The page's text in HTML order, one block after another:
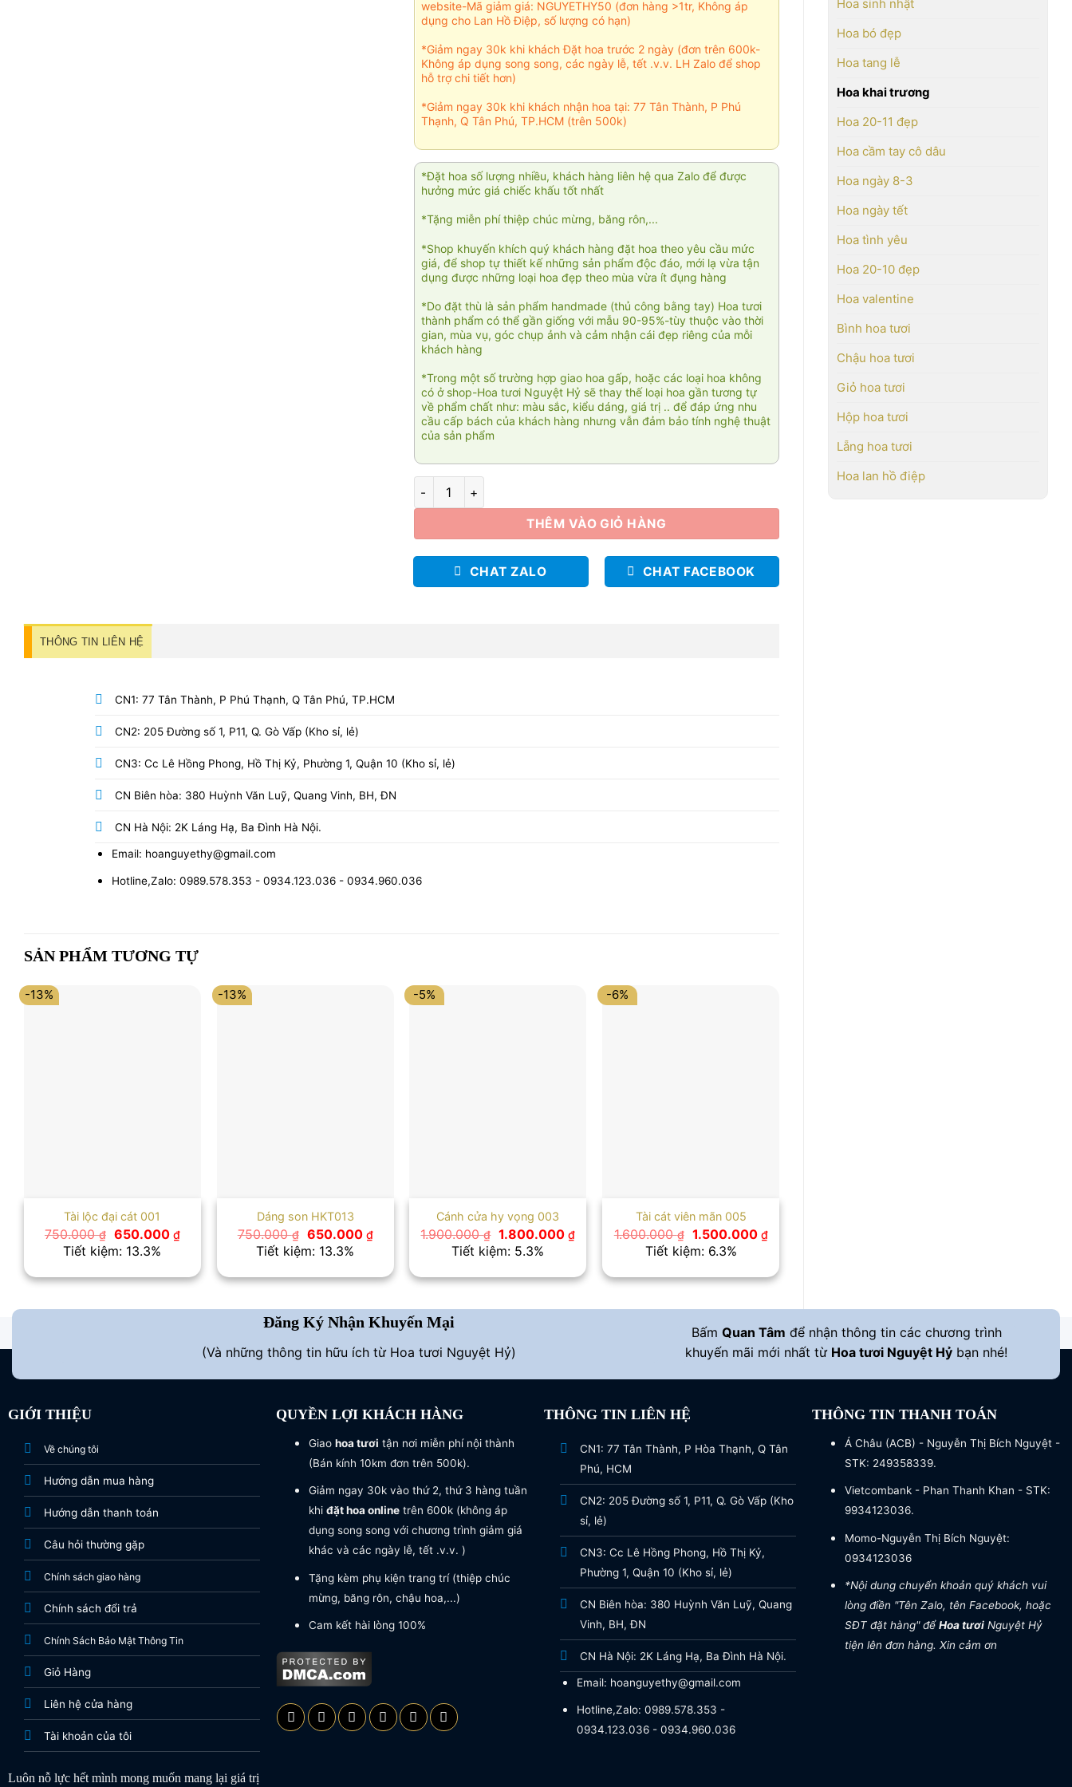
Hoa sinh nhật
Hoa bó đẹp
Hoa tang lễ
Hoa khai trương
Hoa 20-11 đẹp
Hoa cầm tay cô dâu
Hoa ngày 8-3
Hoa ngày tết
Hoa tình yêu
Hoa 20-10 đẹp
Hoa valentine
Bình hoa tươi
Chậu hoa tươi
Giỏ hoa tươi
Hộp hoa tươi
Lẵng hoa tươi
Hoa lan hồ điệp
website-Mã giảm giá: NGUYETHY50 (đơn hàng >1tr, Không áp
dụng cho Lan Hồ Điệp, số lượng có hạn)
*Giảm ngay 30k khi khách Đặt hoa trước 2 ngày (đơn trên 600k-
Không áp dụng song song, các ngày lễ, tết .v.v. LH Zalo để shop
hỗ trợ chi tiết hơn)
*Giảm ngay 30k khi khách nhận hoa tại: 77 Tân Thành, P Phú
Thạnh, Q Tân Phú, TP.HCM (trên 500k)
*Đặt hoa số lượng nhiều, khách hàng liên hệ qua Zalo để được
hưởng mức giá chiếc khấu tốt nhất
*Tặng miễn phí thiệp chúc mừng, băng rôn,...
*Shop khuyến khích quý khách hàng đặt hoa theo yêu cầu mức
giá, để shop tự thiết kế những sản phẩm độc đáo, mới lạ vừa tận
dụng được những loại hoa đẹp theo mùa vừa ít đụng hàng
*Do đặt thù là sản phẩm handmade (thủ công bằng tay) Hoa tươi
thành phẩm có thể gần giống với mẫu 90-95%-tùy thuộc vào thời
gian, mùa vụ, góc chụp ảnh và cảm nhận cái đẹp riêng của mỗi
khách hàng
*Trong một số trường hợp giao hoa gấp, hoặc các loại hoa không
có ở shop-Hoa tươi Nguyệt Hỷ sẽ thay thế loại hoa gần tương tự
về phẩm chất như: màu sắc, kiểu dáng, giá trị .. để đáp ứng nhu
cầu cấp bách của khách hàng nhưng vẫn đảm bảo tính nghệ thuật
của sản phẩm
Khát vọng vươn xa 03 số lượng
THÊM VÀO GIỎ HÀNG
CHAT ZALO CHAT FACEBOOK
THÔNG TIN LIÊN HỆ
CN1: 77 Tân Thành, P Phú Thạnh, Q Tân Phú, TP.HCM
CN2: 205 Đường số 1, P11, Q. Gò Vấp (Kho sỉ, lẻ)
CN3: Cc Lê Hồng Phong, Hồ Thị Kỷ, Phường 1, Quận 10 (Kho sỉ, lẻ)
CN Biên hòa: 380 Huỳnh Văn Luỹ, Quang Vinh, BH, ĐN
CN Hà Nội: 2K Láng Hạ, Ba Đình Hà Nội.
Email: hoanguyethy@gmail.com
Hotline,Zalo: 0989.578.353 - 0934.123.036 - 0934.960.036
SẢN PHẨM TƯƠNG TỰ
-13%
Tài lộc đại cát 001
750.000₫ Giá
gốc
là:
650.000 ₫Giá
hiện
650.000 ₫.
Tiết kiệm: 13.3%
-13%
Dáng son HKT013
750.000₫
Giá
gốc
là:
650.000 ₫Giá
hiện
650.000 ₫.
Tiết kiệm: 13.3%
-5%
Cánh cửa hy vọng 003
1.900.000₫ Giá
gốc
là:
1.800.000₫Giá
là:
1.800.000 ₫.
Tiết kiệm: 5.3%
-6%
Tài cát viên mãn 005
1.600.000₫
Giá
gốc
là:
1.500.000 ₫Giá
hiện
là:
1.500.000 ₫.
Tiết kiệm: 6.3%
Đăng Ký Nhận Khuyến Mại
(Và những thông tin hữu ích từ Hoa tươi Nguyệt Hỷ)
Bấm Quan Tâm để nhận thông tin các chương trình
khuyến mãi mới nhất từ Hoa tươi Nguyệt Hỷ bạn nhé!
GIỚI THIỆU
Về chúng tôi
Hướng dẫn mua hàng
Hướng dẫn thanh toán
Câu hỏi thường gặp
Chính sách giao hàng
Chính sách đổi trả
Chính Sách Bảo Mật Thông Tin
Giỏ Hàng
Liên hệ cửa hàng
Tài khoản của tôi
Luôn nỗ lực hết mình mong muốn mang lại giá trị
QUYỀN LỢI KHÁCH HÀNG
Giao hoa tươi tận nơi miễn phí nội thành
(Bán kính 10km đơn trên 500k).
Giảm ngay 30k vào thứ 2, thứ 3 hàng tuần
khi đặt hoa onlinetrên 600k (không áp
dụng song song với chương trình giảm giá
khác và các ngày lễ, tết .v.v. )
Tặng kèm phụ kiện trang trí (thiệp chúc
mừng, băng rôn, chậu hoa,...)
Cam kết hài lòng 100%
THÔNG TIN LIÊN HỆ
CN1: 77 Tân Thành, P Hòa Thạnh, Q Tân
Phú, HCM
CN2: 205 Đường số 1, P11, Q. Gò Vấp (Kho
sỉ, lẻ)
CN3: Cc Lê Hồng Phong, Hồ Thị Kỷ,
Phường 1, Quận 10 (Kho sỉ, lẻ)
CN Biên hòa: 380 Huỳnh Văn Luỹ, Quang
Vinh, BH, ĐN
CN Hà Nội: 2K Láng Hạ, Ba Đình Hà Nội.
Email: hoanguyethy@gmail.com
Hotline,Zalo: 0989.578.353 -
0934.123.036 - 0934.960.036
THÔNG TIN THANH TOÁN
Á Châu (ACB) - Nguyễn Thị Bích Nguyệt -
STK: 249358339.
Vietcombank - Phan Thanh Khan - STK:
9934123036.
Momo-Nguyễn Thị Bích Nguyệt:
0934123036
*Nội dung chuyển khoản quý khách vui
lòng điền "Tên Zalo, tên Facebook, hoặc
SĐT đặt hàng" đểHoa tươiNguyệt Hỷ
tiện lên đơn hàng. Xin cảm ơn